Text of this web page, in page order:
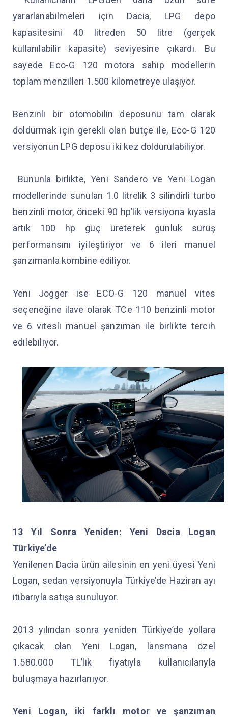
yararlanabilmeleri için Dacia, LPG depo
kapasitesini 40 litreden 50 litre (gerçek
kullanılabilir kapasite) seviyesine çıkardı. Bu
sayede Eco-G 120 motora sahip modellerin
toplam menzilleri 1.500 kilometreye ulaşıyor.
Benzinli bir otomobilin deposunu tam olarak
doldurmak için gerekli olan bütçe ile, Eco-G 120
versiyonun LPG deposu iki kez doldurulabiliyor.
Bununla birlikte, Yeni Sandero ve Yeni Logan
modellerinde sunulan 1.0 litrelik 3 silindirli turbo
benzinli motor, önceki 90 hp’lik versiyona kıyasla
artık 100 hp güç üreterek günlük sürüş
performansını iyileştiriyor ve 6 ileri manuel
şanzımanla kombine ediliyor.
Yeni Jogger ise ECO-G 120 manuel vites
seçeneğine ilave olarak TCe 110 benzinli motor
ve 6 vitesli manuel şanzıman ile birlikte tercih
edilebiliyor.
13 Yıl Sonra Yeniden: Yeni Dacia Logan
Türkiye’de
Yenilenen Dacia ürün ailesinin en yeni üyesi Yeni
Logan, sedan versiyonuyla Türkiye’de Haziran ayı
itibarıyla satışa sunuluyor.
2013 yılından sonra yeniden Türkiye’de yollara
çıkacak olan Yeni Logan, lansmana özel
1.580.000 TL’lik fiyatıyla kullanıcılarıyla
buluşmaya hazırlanıyor.
Yeni Logan, iki farklı motor ve şanzıman